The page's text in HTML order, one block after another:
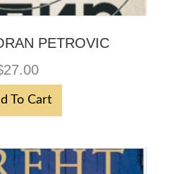
PETROVIC
27.00
To Cart